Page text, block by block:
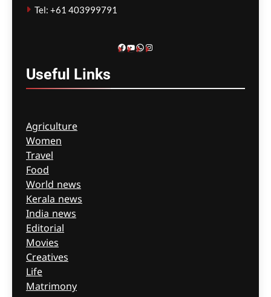
Tel: +61 403999791
Facebook
YouTube
WhatsApp
Instagram
Useful Links
Agriculture
Women
Travel
Food
World news
Kerala news
India news
Editorial
Movies
Creatives
Life
Matrimony